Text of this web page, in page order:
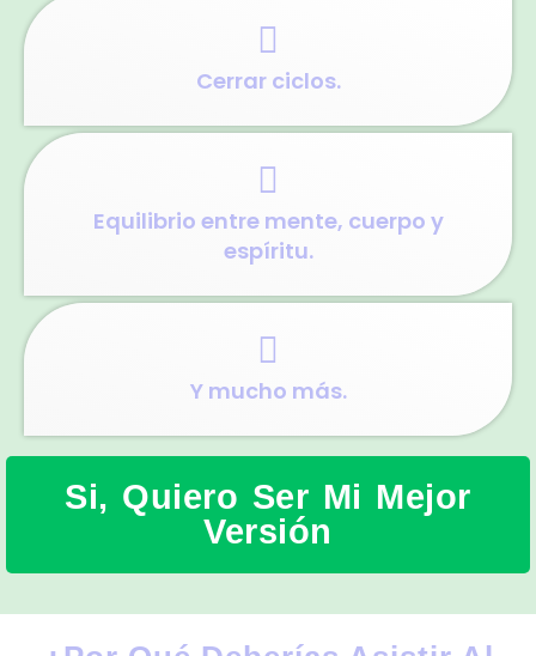
Cerrar ciclos.
Equilibrio entre mente, cuerpo y
espíritu.
Y mucho más.
Si, Quiero Ser Mi Mejor
Versión